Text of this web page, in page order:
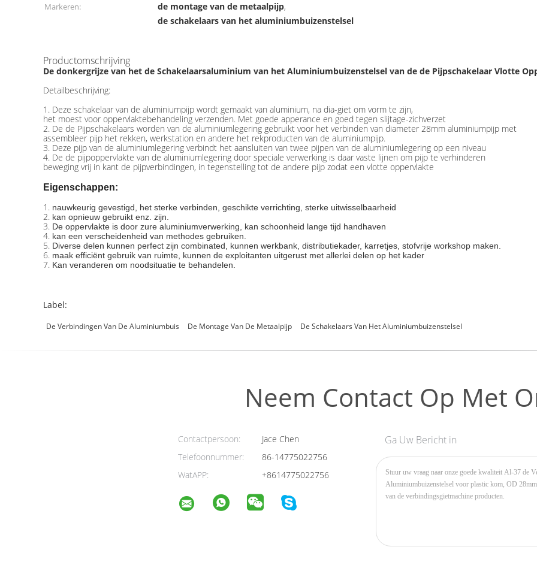
Markeren: de montage van de metaalpijp,
de schakelaars van het aluminiumbuizenstelsel
Productomschrijving
De donkergrijze van het de Schakelaarsaluminium van het Aluminiumbuizenstelsel van de de Pijpschakelaar Vlotte
Detailbeschrijving:
1. Deze schakelaar van de aluminiumpijp wordt gemaakt van aluminium, na dia-giet om vorm te zijn,
het moest voor oppervlaktebehandeling verzenden. Met goede apperance en goed tegen slijtage-zichverzet
2. De de Pijpschakelaars worden van de aluminiumlegering gebruikt voor het verbinden van diameter 28mm aluminiumpijp met
assembleer pijp het rekken, werkstation en andere het rekproducten van de aluminiumpijp.
3. Deze pijp van de aluminiumlegering verbindt het aansluiten van twee pijpen van de aluminiumlegering op een niveau
4. De de pijpoppervlakte van de aluminiumlegering door speciale verwerking is daar vaste lijnen om pijp te verhinderen
beweging vrij in kant de pijpverbindingen, in tegenstelling tot de andere pijp zodat een vlotte oppervlakte
Eigenschappen:
1. nauwkeurig gevestigd, het sterke verbinden, geschikte verrichting, sterke uitwisselbaarheid
2. kan opnieuw gebruikt enz. zijn.
3. De oppervlakte is door zure aluminiumverwerking, kan schoonheid lange tijd handhaven
4. kan een verscheidenheid van methodes gebruiken.
5. Diverse delen kunnen perfect zijn combinated, kunnen werkbank, distributiekader, karretjes, stofvrije workshop maken.
6. maak efficiënt gebruik van ruimte, kunnen de exploitanten uitgerust met allerlei delen op het kader
7. Kan veranderen om noodsituatie te behandelen.
Label:
De Verbindingen Van De Aluminiumbuis De Montage Van De Metaalpijp De Schakelaars Van Het Aluminiumbuizenstelsel
Neem Contact Op Met
Contactpersoon:
Jace Chen
Telefoonnummer:
86-14775022756
WatAPP:
+8614775022756
Ga Uw Bericht in